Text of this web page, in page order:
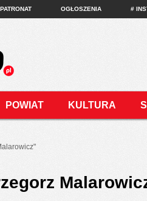
PATRONAT OGŁOSZENIA #
POWIAT KULTURA